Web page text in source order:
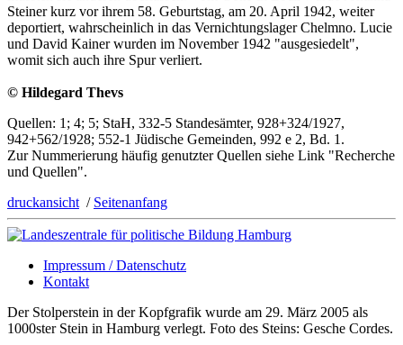
Steiner kurz vor ihrem 58. Geburtstag, am 20. April 1942, weiter
deportiert, wahrscheinlich in das Vernichtungslager Chelmno. Lucie
und David Kainer wurden im No­vem­b­er 1942 "ausgesiedelt",
womit sich auch ihre Spur verliert.
© Hildegard Thevs
Quellen: 1; 4; 5; StaH, 332-5 Standesämter, 928+324/1927,
942+562/1928; 552-1 Jüdische Gemeinden, 992 e 2, Bd. 1.
Zur Nummerierung häufig genutzter Quellen siehe Link "Recherche
und Quellen".
druckansicht / Seitenanfang
Impressum / Datenschutz
Kontakt
Der Stolperstein in der Kopfgrafik wurde am 29. März 2005 als
1000ster Stein in Hamburg verlegt. Foto des Steins: Gesche Cordes.